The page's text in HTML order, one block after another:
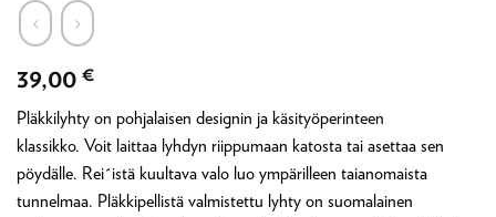
39,00 €
Pläkkilyhty on pohjalaisen designin ja käsityöperinteen
klassikko. Voit laittaa lyhdyn riippumaan katosta tai asettaa sen
pöydälle. Rei´istä kuultava valo luo ympärilleen taianomaista
tunnelmaa. Pläkkipellistä valmistettu lyhty on suomalainen